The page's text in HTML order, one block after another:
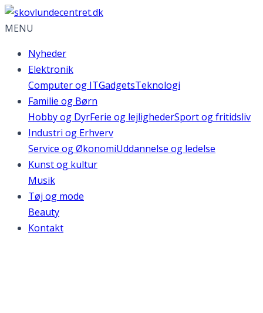
MENU
Nyheder
Elektronik
Computer og ITGadgetsTeknologi
Familie og Børn
Hobby og DyrFerie og lejlighederSport og fritidsliv
Industri og Erhverv
Service og ØkonomiUddannelse og ledelse
Kunst og kultur
Musik
Tøj og mode
Beauty
Kontakt